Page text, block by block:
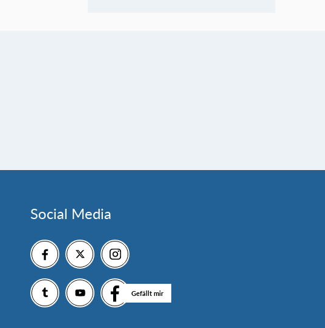
Social Media
Gefällt mir